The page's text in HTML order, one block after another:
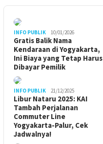
INFO PUBLIK 10/01/2026
Gratis Balik Nama
Kendaraan di Yogyakarta,
Ini Biaya yang Tetap Harus
Dibayar Pemilik
INFO PUBLIK 21/12/2025
Libur Nataru 2025: KAI
Tambah Perjalanan
Commuter Line
Yogyakarta-Palur, Cek
Jadwalnya!